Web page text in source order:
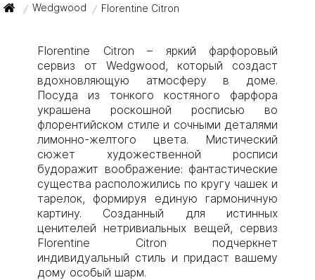
/ Wedgwood / Florentine Citron
Florentine Citron – яркий фарфоровый
сервиз от Wedgwood, который создаст
вдохновляющую атмосферу в доме.
Посуда из тонкого костяного фарфора
украшена роскошной росписью во
флорентийском стиле и сочными деталями
лимонно-желтого цвета. Мистический
сюжет художественной росписи
будоражит воображение: фантастические
существа расположились по кругу чашек и
тарелок, формируя единую гармоничную
картину. Созданный для истинных
ценителей нетривиальных вещей, сервиз
Florentine Citron подчеркнет
индивидуальный стиль и придаст вашему
дому особый шарм.